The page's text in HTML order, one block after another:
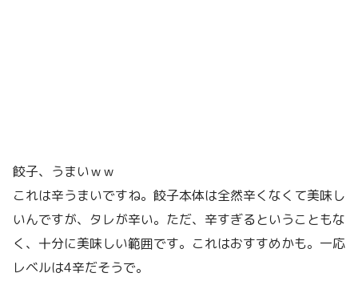
餃子、うまいｗｗ
これは辛うまいですね。餃子本体は全然辛くなくて美味し
いんですが、タレが辛い。ただ、辛すぎるということもな
く、十分に美味しい範囲です。これはおすすめかも。一応
レベルは4辛だそうで。